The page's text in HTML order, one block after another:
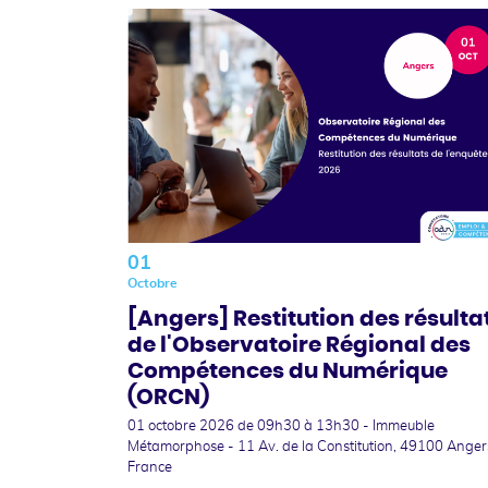
01
Octobre
[Angers] Restitution des
de l'Observatoire Régional des
Compétences du Numérique
(ORCN)
01 octobre 2026 de 09h30 à 13h30 - Immeuble
Métamorphose - 11 Av. de la Constitution, 49100
France